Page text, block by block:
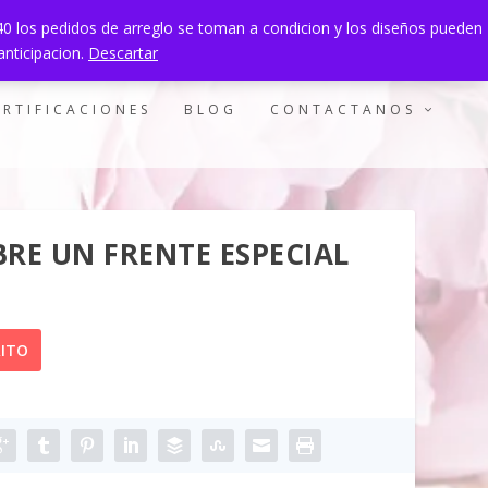
pedidos de arreglo se toman a condicion y los diseños pueden
Descartar
0 ITEMS
BLOG CONTACTANOS
UN FRENTE ESPECIAL